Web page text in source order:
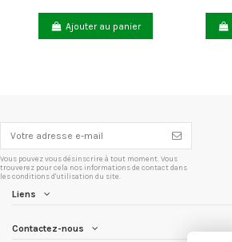
Ajouter au panier
Vous pouvez vous désinscrire à tout moment. Vous
trouverez pour cela nos informations de contact dans
les conditions d'utilisation du site.
Liens
Contactez-nous